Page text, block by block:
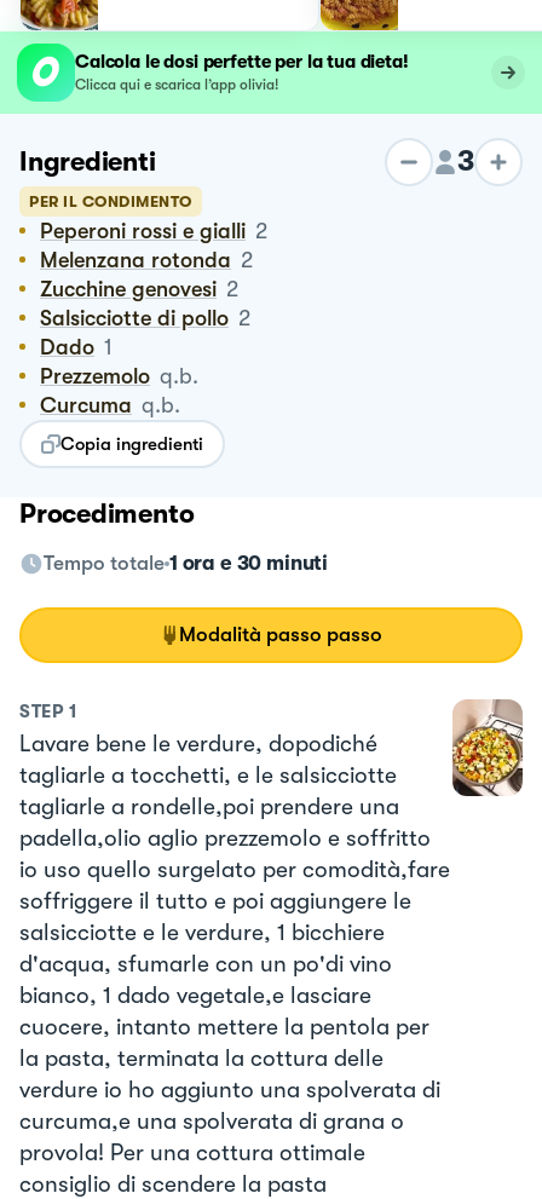
Calcola le dosi perfette per la tua dieta!
Clicca qui e scarica l’app olivia!
Ingredienti 3
PER IL CONDIMENTO
Peperoni rossi e gialli 2
Melenzana rotonda 2
Zucchine genovesi 2
Salsicciotte di pollo 2
Dado 1
Prezzemolo q.b.
Curcuma q.b.
Copia ingredienti
Procedimento
Tempo totale 1 ora e 30 minuti
Modalità passo passo
STEP 1
Lavare bene le verdure, dopodiché
tagliarle a tocchetti, e le salsicciotte
tagliarle a rondelle,poi prendere una
padella,olio aglio prezzemolo e soffritto
io uso quello surgelato per comodità,fare
soffriggere il tutto e poi aggiungere le
salsicciotte e le verdure, 1 bicchiere
d'acqua, sfumarle con un po'di vino
bianco, 1 dado vegetale,e lasciare
cuocere, intanto mettere la pentola per
la pasta, terminata la cottura delle
verdure io ho aggiunto una spolverata di
curcuma,e una spolverata di grana o
provola! Per una cottura ottimale
consiglio di scendere la pasta